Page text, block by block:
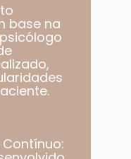
base na